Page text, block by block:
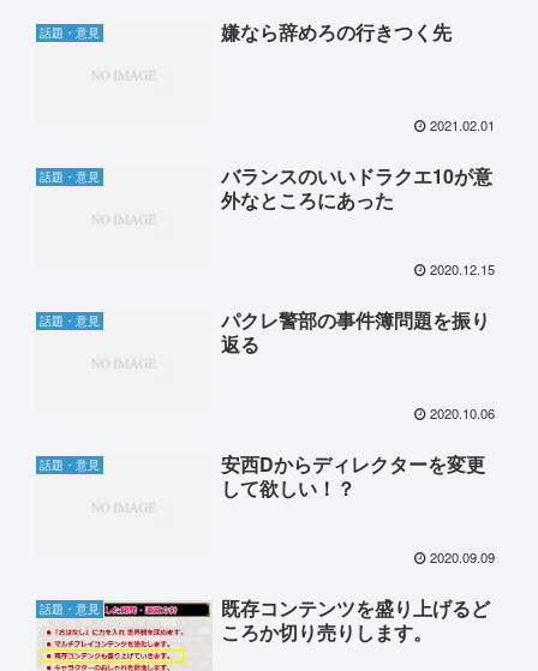
話題・意見 嫌なら辞めろの行きつく先
2021.02.01
話題・意見
バランスのいいドラクエ10が意
外なところにあった
2020.12.15
話題・意見
パクレ警部の事件簿問題を振り
返る
2020.10.06
話題・意見
安西Dからディレクターを変更
して欲しい！？
2020.09.09
話題・意見
既存コンテンツを盛り上げるど
ころか切り売りします。